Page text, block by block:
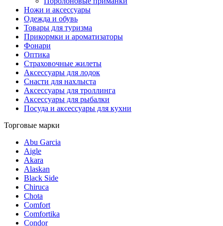
Ножи и аксессуары
Одежда и обувь
Товары для туризма
Прикормки и ароматизаторы
Фонари
Оптика
Страховочные жилеты
Аксессуары для лодок
Снасти для нахлыста
Аксессуары для троллинга
Аксессуары для рыбалки
Посуда и аксессуары для кухни
Торговые марки
Abu Garcia
Aigle
Akara
Alaskan
Black Side
Chiruca
Chota
Comfort
Comfortika
Condor